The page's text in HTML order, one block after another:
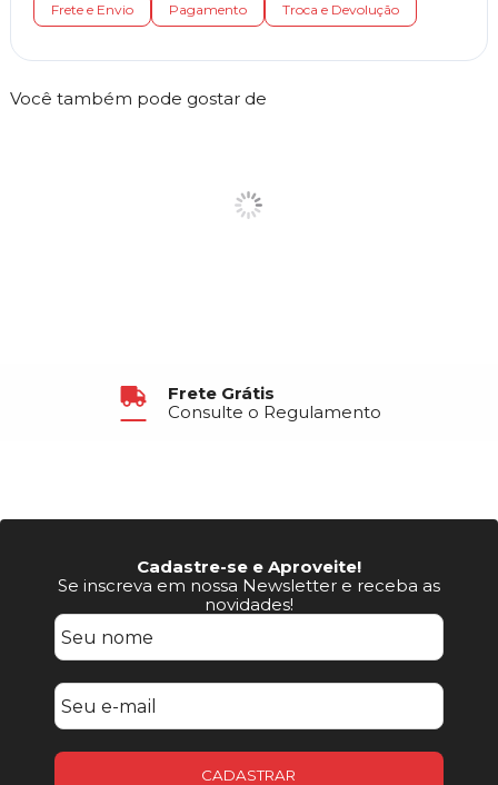
Frete e Envio Pagamento Troca e Devolução
Você também pode gostar de
Frete Grátis
Consulte o Regulamento
Cadastre-se e Aproveite!
Se inscreva em nossa Newsletter e receba as
novidades!
CADASTRAR